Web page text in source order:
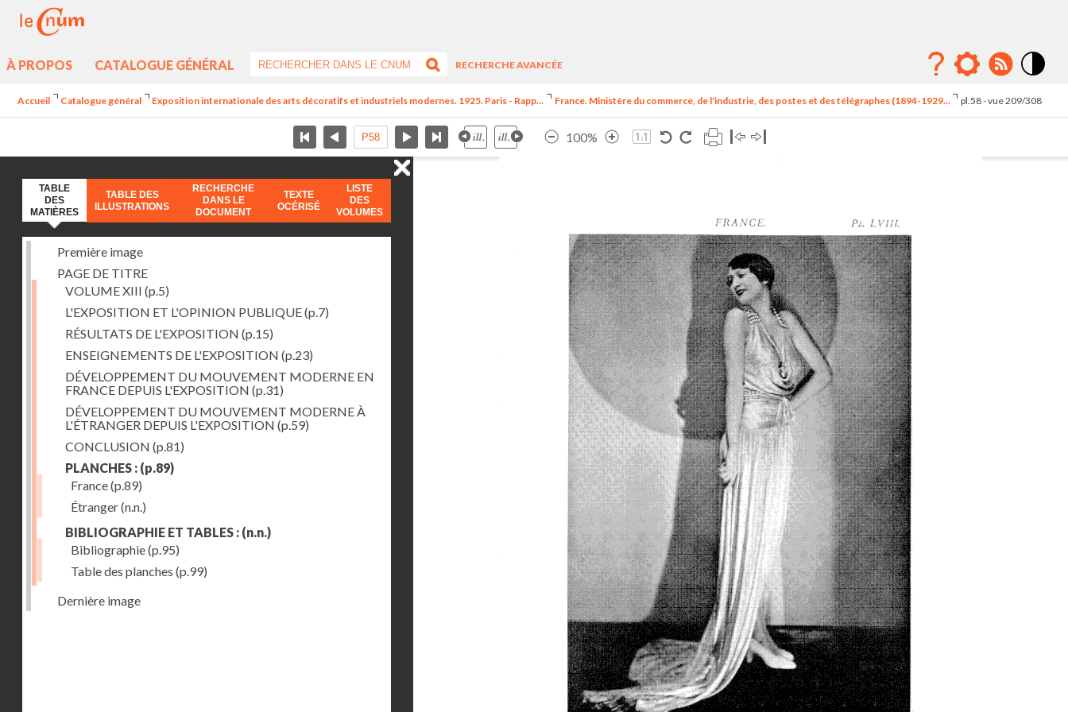
À PROPOS CATALOGUE GÉNÉRAL
RECHERCHE AVANCÉE
élévé
Accueil Catalogue général Exposition internationale des arts décoratifs et industriels modernes. 1925. Paris - Rapp... France. Ministère du commerce, de l'industrie, des postes et des télégraphes (1894-1929... pl.58 - vue 209/308
100%
TABLE
DES
MATIÈRES
TABLE DES
ILLUSTRATIONS
RECHERCHE
DANS LE
DOCUMENT
TEXTE
OCÉRISÉ
LISTE
DES
VOLUMES
Première image
PAGE DE TITRE
VOLUME XIII (p.5)
L'EXPOSITION ET L'OPINION PUBLIQUE(p.7)
RÉSULTATS DE L'EXPOSITION (p.15)
ENSEIGNEMENTS DE L'EXPOSITION (p.23)
DÉVELOPPEMENT DU MOUVEMENT MODERNE EN
FRANCE DEPUIS L'EXPOSITION (p.31)
DÉVELOPPEMENT DU MOUVEMENT MODERNE À
L'ÉTRANGER DEPUIS L'EXPOSITION (p.59)
CONCLUSION (p.81)
PLANCHES : (p.89)
France(p.89)
Étranger(n.n.)
BIBLIOGRAPHIE ET TABLES : (n.n.)
Bibliographie(p.95)
Table des planches (p.99)
Dernière image